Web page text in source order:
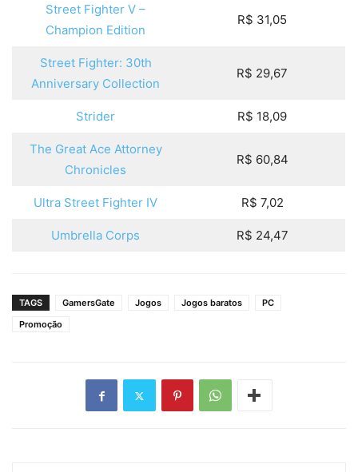
Street Fighter V –
Champion Edition
R$ 31,05
Street Fighter: 30th
Anniversary Collection
R$ 29,67
Strider R$ 18,09
The Great Ace Attorney
Chronicles
R$ 60,84
Ultra Street Fighter IV R$ 7,02
Umbrella Corps R$ 24,47
TAGS GamersGate Jogos Jogos baratos
PC
Promoção